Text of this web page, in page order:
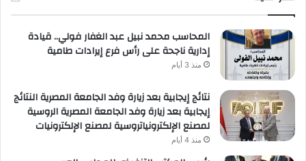
المحاسب محمد نبيل عبد الغفار فولي.. قيادة
إدارية ناجحة على رأس فرع إيرادات طامية
منذ 3 أيام
نتائج إيجابية بعد زيارة وفد الجامعة المصرية النتائج
إيجابية بعد زيارة وفد الجامعة المصرية الروسية
لمصنع الإلكترونياتروسية لمصنع الإلكترونيات
منذ 4 أيام